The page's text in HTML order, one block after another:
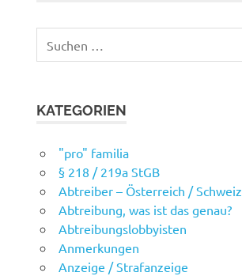
nach:
KATEGORIEN
"pro" familia
§ 218 / 219a StGB
Abtreiber – Österreich / Schweiz
Abtreibung, was ist das genau?
Abtreibungslobbyisten
Anmerkungen
Anzeige / Strafanzeige